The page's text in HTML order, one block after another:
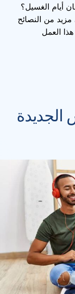
أيام الغسيل؟
من النصائح
العمل
الجديدة